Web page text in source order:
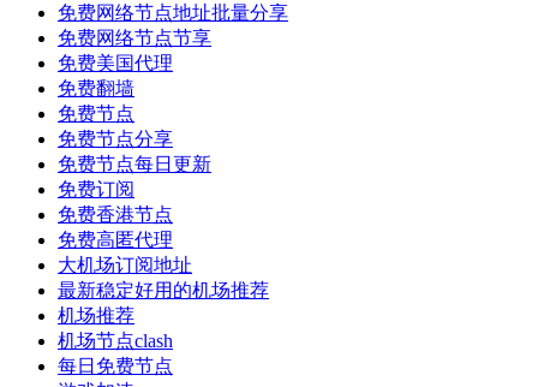
免费网络节点地址批量分享
免费网络节点节享
免费美国代理
免费翻墙
免费节点
免费节点分享
免费节点每日更新
免费订阅
免费香港节点
免费高匿代理
大机场订阅地址
最新稳定好用的机场推荐
机场推荐
机场节点clash
每日免费节点